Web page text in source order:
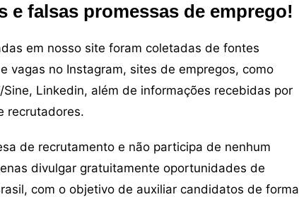
e falsas promessas de emprego!
em nosso site foram coletadas de fontes
vagas no Instagram, sites de empregos, como
Linkedin, além de informações recebidas por
recrutadores.
de recrutamento e não participa de nenhum
divulgar gratuitamente oportunidades de
com o objetivo de auxiliar candidatos de forma